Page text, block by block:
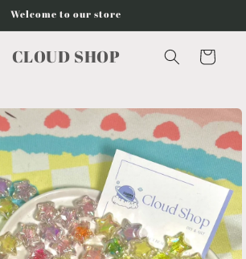
Welcome to our store
CLOUD SHOP Carrello